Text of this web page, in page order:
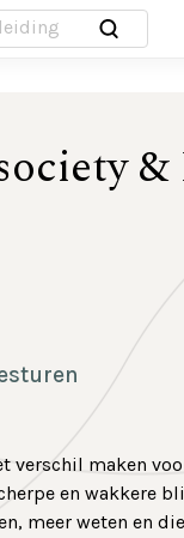
verschil maken
en wakkere
meer weten en